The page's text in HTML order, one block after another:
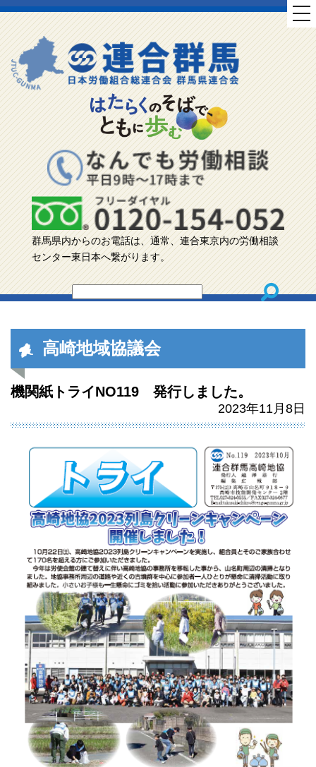
群馬県内からのお電話は、通常、連合東京内の労働相談
センター東日本へ繋がります。
高崎地域協議会
機関紙トライNO119 発行しました。
2023年11月8日